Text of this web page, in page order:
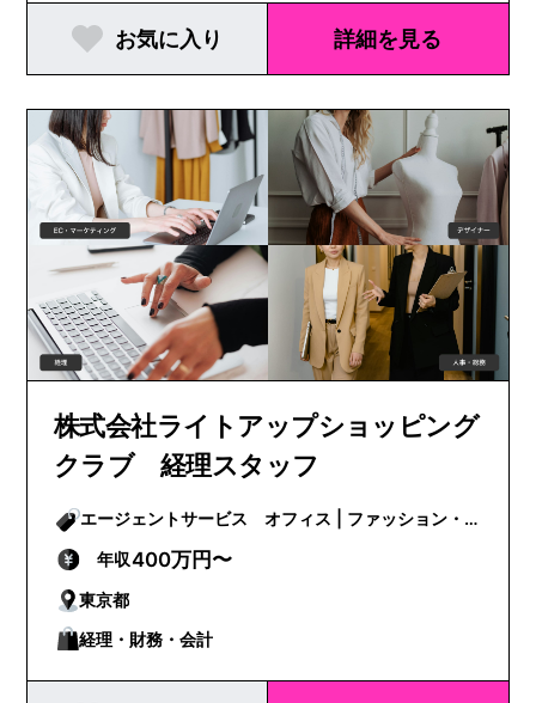
お気に入り 詳細を見る
株式会社ライトアップショッピング
クラブ 経理スタッフ
エージェントサービス オフィス | ファッション・
ビューティー
年収400万円〜
東京都
経理・財務・会計